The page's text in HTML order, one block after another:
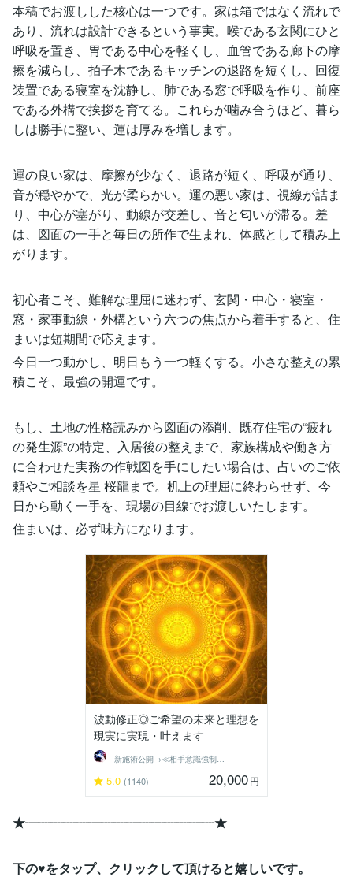
本稿でお渡しした核心は一つです。家は箱ではなく流れで
あり、流れは設計できるという事実。喉である玄関にひと
呼吸を置き、胃である中心を軽くし、血管である廊下の摩
擦を減らし、拍子木であるキッチンの退路を短くし、回復
装置である寝室を沈静し、肺である窓で呼吸を作り、前座
である外構で挨拶を育てる。これらが噛み合うほど、暮ら
しは勝手に整い、運は厚みを増します。
運の良い家は、摩擦が少なく、退路が短く、呼吸が通り、
音が穏やかで、光が柔らかい。運の悪い家は、視線が詰ま
り、中心が塞がり、動線が交差し、音と匂いが滞る。差
は、図面の一手と毎日の所作で生まれ、体感として積み上
がります。
初心者こそ、難解な理屈に迷わず、玄関・中心・寝室・
窓・家事動線・外構という六つの焦点から着手すると、住
まいは短期間で応えます。
今日一つ動かし、明日もう一つ軽くする。小さな整えの累
積こそ、最強の開運です。
もし、土地の性格読みから図面の添削、既存住宅の“疲れ
の発生源”の特定、入居後の整えまで、家族構成や働き方
に合わせた実務の作戦図を手にしたい場合は、占いのご依
頼やご相談を星 桜龍まで。机上の理屈に終わらせず、今
日から動く一手を、現場の目線でお渡しいたします。
住まいは、必ず味方になります。
波動修正◎ご希望の未来と理想を
現実に実現・叶えます
新施術公開→≪相手意識強制変化≫◆星桜龍
5.0 (1140) 20,000円
★┈┈┈┈┈┈┈┈┈┈┈┈┈┈┈★
下の♥をタップ、クリックして頂けると嬉しいです。